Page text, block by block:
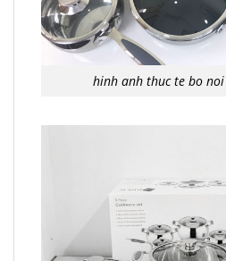
hinh anh thuc te bo